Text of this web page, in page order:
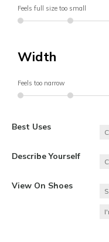
Feels full size too small
Width
Feels too narrow
Best Uses
Describe Yourself
View On Shoes